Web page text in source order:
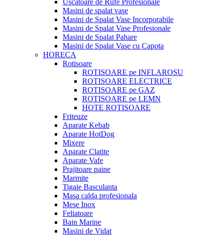
Uscatoare de Rufe Profesionale
Masini de spalat vase
Masini de Spalat Vase Incorporabile
Masini de Spalat Vase Profesionale
Masini de Spalat Pahare
Masini de Spalat Vase cu Capota
HORECA
Rotisoare
ROTISOARE pe INFLAROSU
ROTISOARE ELECTRICE
ROTISOARE pe GAZ
ROTISOARE pe LEMN
HOTE ROTISOARE
Friteuze
Aparate Kebab
Aparate HotDog
Mixere
Aparate Clatite
Aparate Vafe
Prajitoare paine
Marmite
Tigaie Basculanta
Masa calda profesionala
Mese Inox
Feliatoare
Bain Marine
Masini de Vidat